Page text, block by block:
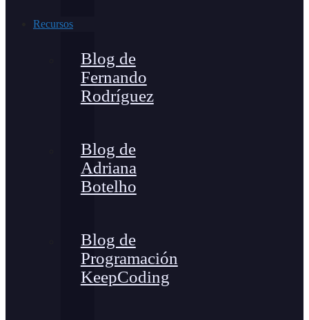
Recursos
Blog de
Fernando
Rodríguez
Blog de
Adriana
Botelho
Blog de
Programación
KeepCoding